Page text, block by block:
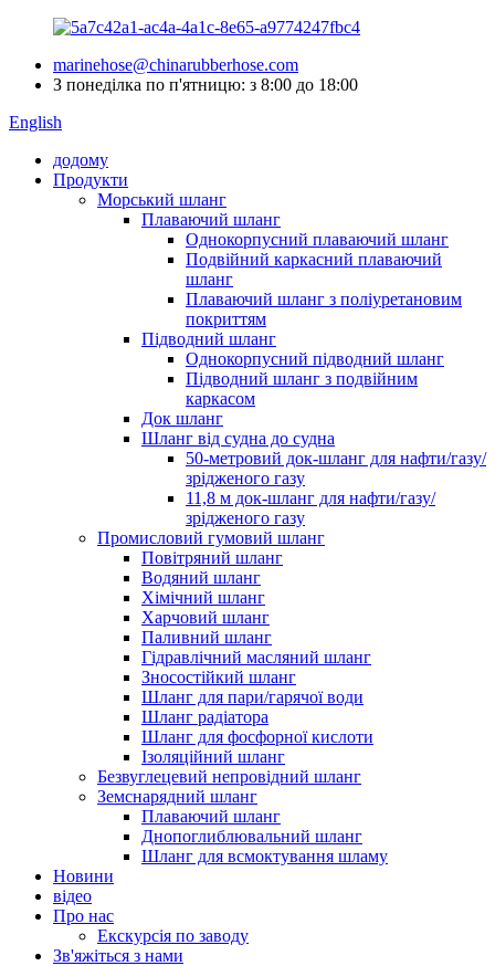
marinehose@chinarubberhose.com
З понеділка по п'ятницю: з 8:00 до 18:00
English
додому
Продукти
Морський шланг
Плаваючий шланг
Однокорпусний плаваючий шланг
Подвійний каркасний плаваючий
шланг
Плаваючий шланг з поліуретановим
покриттям
Підводний шланг
Однокорпусний підводний шланг
Підводний шланг з подвійним
каркасом
Док шланг
Шланг від судна до судна
50-метровий док-шланг для нафти/газу/
зрідженого газу
11,8 м док-шланг для нафти/газу/
зрідженого газу
Промисловий гумовий шланг
Повітряний шланг
Водяний шланг
Хімічний шланг
Харчовий шланг
Паливний шланг
Гідравлічний масляний шланг
Зносостійкий шланг
Шланг для пари/гарячої води
Шланг радіатора
Шланг для фосфорної кислоти
Ізоляційний шланг
Безвуглецевий непровідний шланг
Земснарядний шланг
Плаваючий шланг
Днопоглиблювальний шланг
Шланг для всмоктування шламу
Новини
відео
Про нас
Екскурсія по заводу
Зв'яжіться з нами